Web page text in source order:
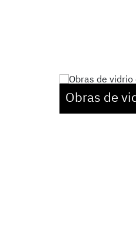
Obras de